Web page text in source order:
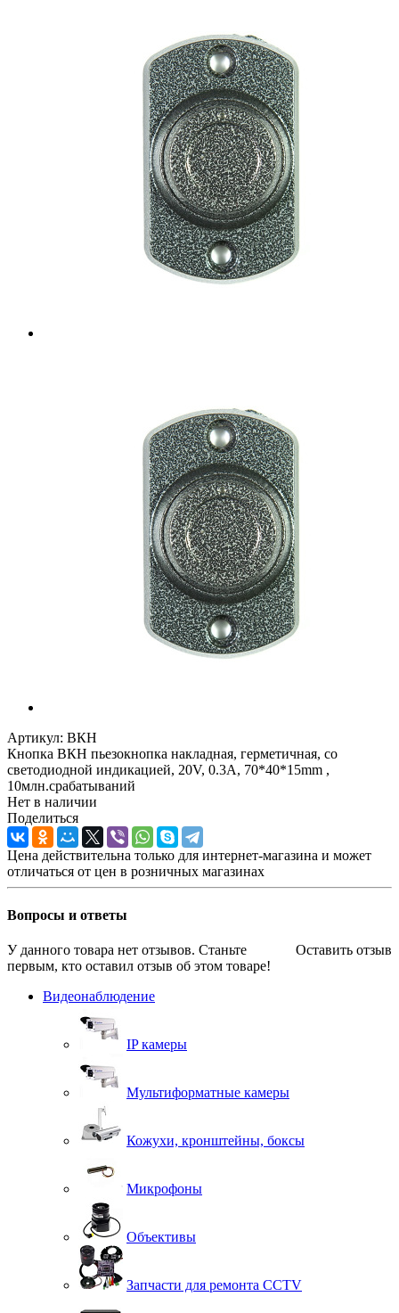
Артикул: ВКН
Кнопка ВКН пьезокнопка накладная, герметичная, со
светодиодной индикацией, 20V, 0.3A, 70*40*15mm ,
10млн.срабатываний
Нет в наличии
Поделиться
Цена действительна только для интернет-магазина и может
отличаться от цен в розничных магазинах
Вопросы и ответы
Оставить отзыв
У данного товара нет отзывов. Станьте
первым, кто оставил отзыв об этом товаре!
Видеонаблюдение
IP камеры
Мультиформатные камеры
Кожухи, кронштейны, боксы
Микрофоны
Объективы
Запчасти для ремонта CCTV